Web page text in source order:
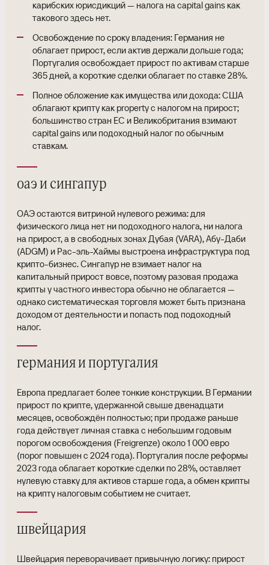
карибских юрисдикций — налога на capital gains как
такового здесь нет.
Освобождение по сроку владения: Германия не
облагает прирост, если актив держали дольше года;
Португалия освобождает прирост по активам старше
365 дней, а короткие сделки облагает по ставке 28%.
Полное обложение как имущества или дохода: США
облагают крипту как property с налогом на прирост;
большинство стран ЕС и Великобритания взимают
capital gains или подоходный налог по обычным
ставкам.
оаэ и сингапур
ОАЭ остаются витриной нулевого режима: для
физического лица нет ни подоходного налога, ни налога
на прирост, а в свободных зонах Дубая (VARA), Абу-Даби
(ADGM) и Рас-эль-Хаймы выстроена инфраструктура под
крипто-бизнес. Сингапур не взимает налог на
капитальный прирост вовсе, поэтому разовая продажа
крипты у частного инвестора обычно не облагается —
однако систематическая торговля может быть признана
доходом от деятельности и попасть под подоходный
налог.
германия и португалия
Европа предлагает более тонкие конструкции. В Германии
прирост по крипте, удержанной свыше двенадцати
месяцев, освобождён полностью; при продаже раньше
года действует личная ставка с небольшим годовым
порогом освобождения (Freigrenze) около 1 000 евро
(порог повышен с 2024 года). Португалия после реформы
2023 года облагает короткие сделки по 28%, оставляет
нулевую ставку для активов старше года, а обмен крипты
на крипту налоговым событием не считает.
швейцария
Швейцария переворачивает привычную логику: прирост